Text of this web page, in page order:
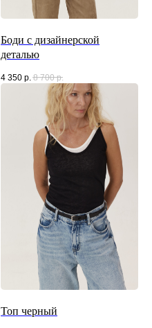
Боди с дизайнерской
деталью
4 350 р. 8 700 р.
Топ черный